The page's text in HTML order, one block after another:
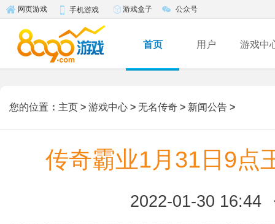
网页游戏 手机游戏 游戏盒子 公众号
首页 用户 游戏中
您的位置 ： 主页 > 游戏中心 > 无名传奇 > 新闻公告 >
传奇霸业1月31日9点
2022-01-30 16:44